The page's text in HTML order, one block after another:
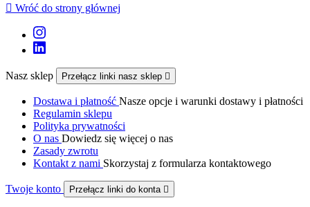
 Wróć do strony głównej
Nasz sklep Przełącz linki nasz sklep 
Dostawa i płatność Nasze opcje i warunki dostawy i płatności
Regulamin sklepu
Polityka prywatności
O nas Dowiedz się więcej o nas
Zasady zwrotu
Kontakt z nami Skorzystaj z formularza kontaktowego
Twoje konto Przełącz linki do konta 